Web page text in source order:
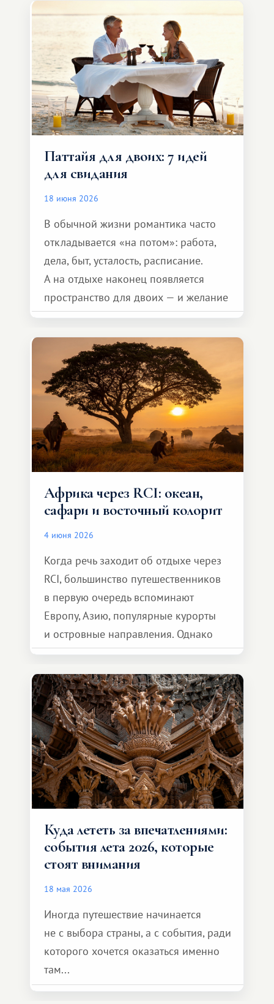
и спокойно доехать до курорта.
Паттайя для двоих: 7 идей
для свидания
18 июня 2026
В обычной жизни романтика часто
откладывается «на потом»: работа,
дела, быт, усталость, расписание.
А на отдыхе наконец появляется
пространство для двоих — и желание
сделать для близкого человека что-то
особенное. Не обязательно
масштабное, но тёплое
и запоминающееся :)
Африка через RCI: океан,
сафари и восточный колорит
4 июня 2026
Когда речь заходит об отдыхе через
RCI, большинство путешественников
в первую очередь вспоминают
Европу, Азию, популярные курорты
и островные направления. Однако
возможности обменной системы
значительно шире. Среди них есть
и Африка — континент, который
способен подарить совершенно иной
формат путешествия.
Куда лететь за впечатлениями:
события лета 2026, которые
стоят внимания
18 мая 2026
Иногда путешествие начинается
не с выбора страны, а с события, ради
которого хочется оказаться именно
там...